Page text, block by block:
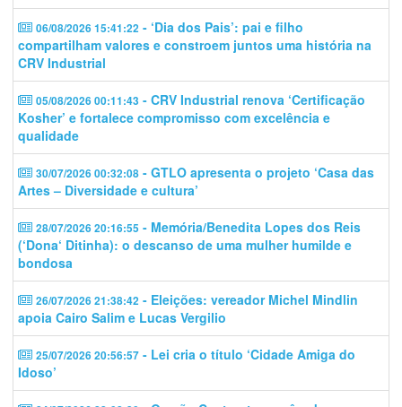
06/08/2026 15:41:22 - ‘Dia dos Pais’: pai e filho
compartilham valores e constroem juntos uma história na
CRV Industrial
05/08/2026 00:11:43 - CRV Industrial renova ‘Certificação
Kosher’ e fortalece compromisso com excelência e
qualidade
30/07/2026 00:32:08 - GTLO apresenta o projeto ‘Casa das
Artes – Diversidade e cultura’
28/07/2026 20:16:55 - Memória/Benedita Lopes dos Reis
(‘Dona‘ Ditinha): o descanso de uma mulher humilde e
bondosa
26/07/2026 21:38:42 - Eleições: vereador Michel Mindlin
apoia Cairo Salim e Lucas Vergilio
25/07/2026 20:56:57 - Lei cria o título ‘Cidade Amiga do
Idoso’